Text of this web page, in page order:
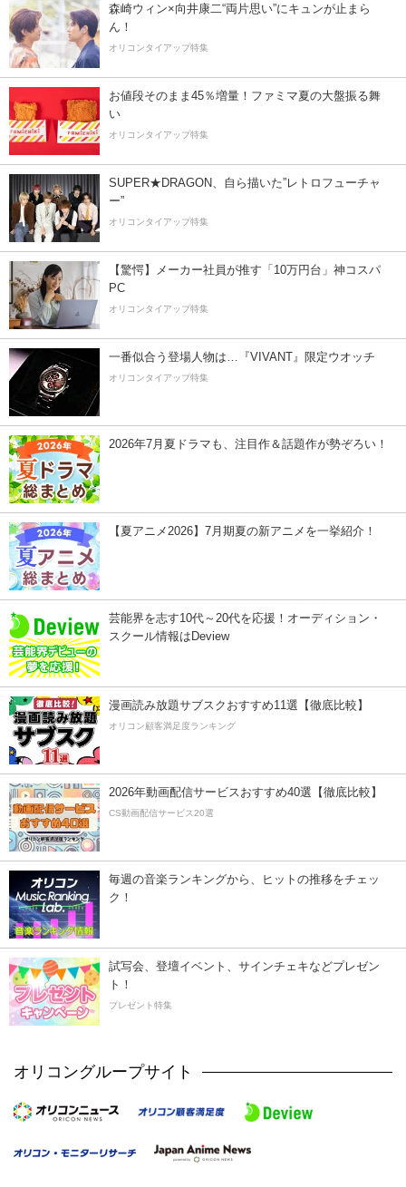
森崎ウィン×向井康二“両片思い”にキュンが止まら
ん！
オリコンタイアップ特集
お値段そのまま45％増量！ファミマ夏の大盤振る舞
い
オリコンタイアップ特集
SUPER★DRAGON、自ら描いた”レトロフューチャ
ー”
オリコンタイアップ特集
【驚愕】メーカー社員が推す「10万円台」神コスパ
PC
オリコンタイアップ特集
一番似合う登場人物は…『VIVANT』限定ウオッチ
オリコンタイアップ特集
2026年7月夏ドラマも、注目作＆話題作が勢ぞろい！
【夏アニメ2026】7月期夏の新アニメを一挙紹介！
芸能界を志す10代～20代を応援！オーディション・
スクール情報はDeview
漫画読み放題サブスクおすすめ11選【徹底比較】
オリコン顧客満足度ランキング
2026年動画配信サービスおすすめ40選【徹底比較】
CS動画配信サービス20選
毎週の音楽ランキングから、ヒットの推移をチェッ
ク！
試写会、登壇イベント、サインチェキなどプレゼン
ト！
プレゼント特集
オリコングループサイト